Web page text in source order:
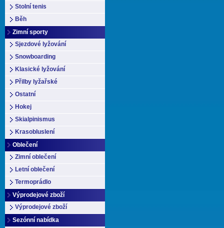
Stolní tenis
Běh
Zimní sporty
Sjezdové lyžování
Snowboarding
Klasické lyžování
Přilby lyžařské
Ostatní
Hokej
Skialpinismus
Krasobluslení
Oblečení
Zimní oblečení
Letní oblečení
Termoprádlo
Výprodejové zboží
Výprodejové zboží
Sezónní nabídka